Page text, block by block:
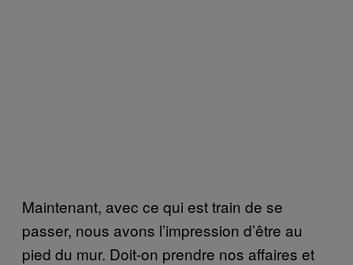
Maintenant, avec ce qui est train de se
passer, nous avons l’impression d’être au
pied du mur. Doit-on prendre nos affaires et